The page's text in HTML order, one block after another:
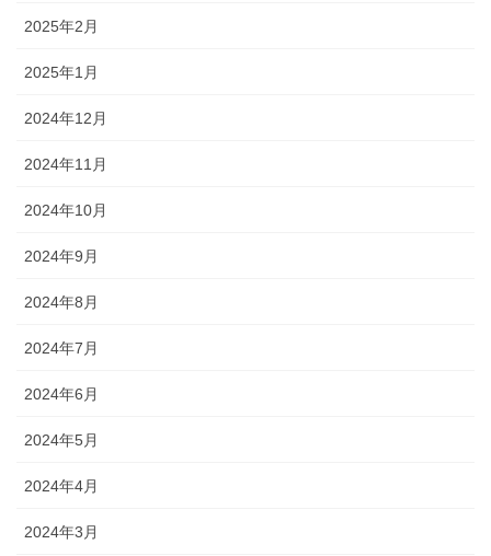
2025年2月
2025年1月
2024年12月
2024年11月
2024年10月
2024年9月
2024年8月
2024年7月
2024年6月
2024年5月
2024年4月
2024年3月